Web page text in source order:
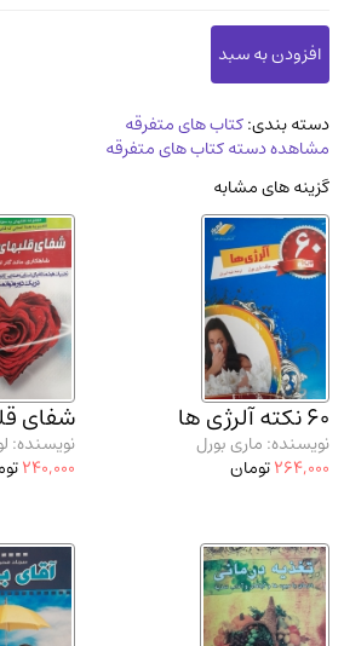
سینما و فیلم(54)
کتاب های قدیمی دینی و مذهبی
زندگینامه شهدا (9)
کتاب چاپ سنگی و کتاب خطی قدیمی
جغرافیا(9)
استخدامی و کاریابی دولتی و
آموزشی و کنکوری
مدرسان شریف و انتشارت ارشد کتاب‌های..(2)
دانشگاه پیامـ نور(10)
دسته بندی:کتاب های متفرقه
مشاهده دسته کتاب های متفرقه
گزینه های مشابه
60 نکته آلرژی ها
نویسنده: ماری بورل
264,000تومان
شفای
نویسنده:
240,000